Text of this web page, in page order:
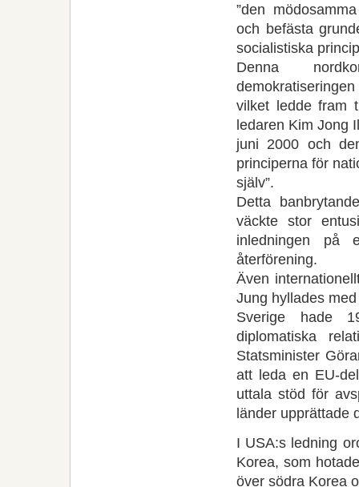
”den
och befästa
socialistiska
Denna
vilket ledde fram
ledaren Kim Jong
juni 2000 och
principerna för
själv”.
Detta
väckte stor
inledningen på
återförening.
Även
Jung hyllades
Sverige hade
diplomatiska
Statsminister
att leda en EU-
uttala stöd för
länder upprättade
I USA:s ledning
Korea, som
över södra Korea